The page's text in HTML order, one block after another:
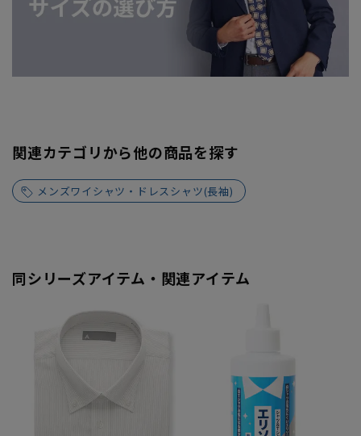
関連カテゴリから他の商品を探す
メンズワイシャツ・ドレスシャツ(長袖)
同シリーズアイテム・関連アイテム